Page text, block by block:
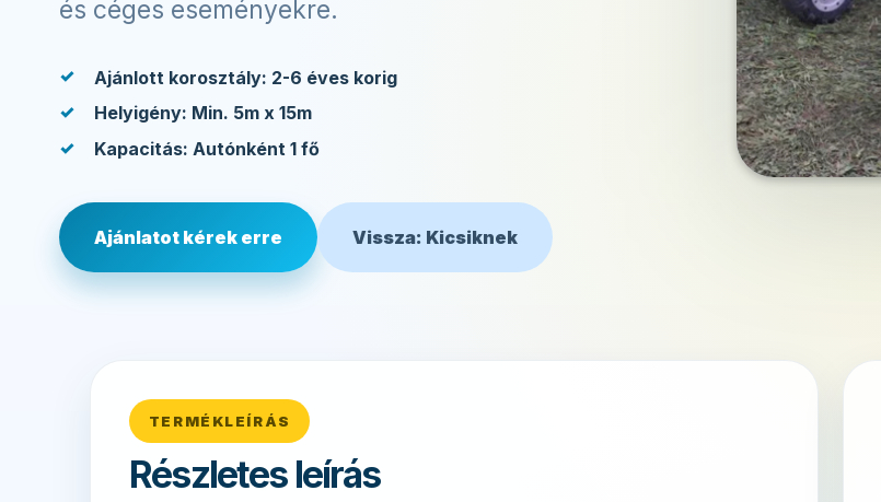
és céges eseményekre.
Ajánlott korosztály: 2-6 éves korig
Helyigény: Min. 5m x 15m
Kapacitás: Autónként 1 fő
Ajánlatot kérek erre Vissza: Kicsiknek
TERMÉKLEÍRÁS
Részletes leírás